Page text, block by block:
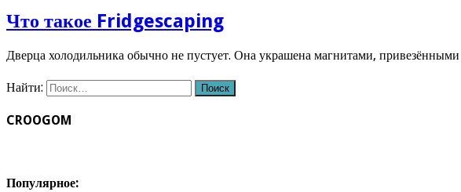
Что такое Fridgescaping
Дверца холодильника обычно не пустует. Она украшена магнитами,
Найти:
CROOGOM
Популярное: